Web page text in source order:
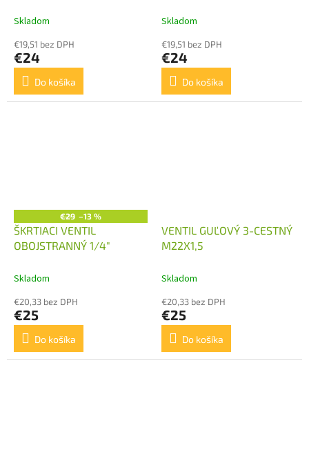
Skladom
€19,51 bez DPH
€24
Do košíka
Skladom
€19,51 bez DPH
€24
Do košíka
€29 –13 %
ŠKRTIACI VENTIL
OBOJSTRANNÝ 1/4"
Skladom
€20,33 bez DPH
€25
Do košíka
VENTIL GUĽOVÝ 3-CESTNÝ
M22X1,5
Skladom
€20,33 bez DPH
€25
Do košíka